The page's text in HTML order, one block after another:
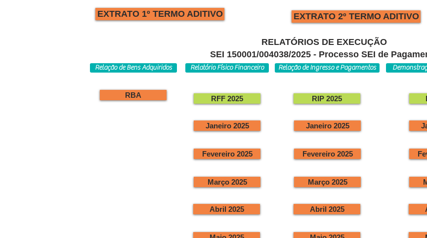
EXTRATO 1º TERMO ADITIVO EXTRATO 2º TERMO ADITIVO
RELATÓRIOS DE EXECUÇÃO
SEI 150001/004038/2025 - Processo SEI de
Relação de Bens Adquiridos
RBA
Relatório Físico Financeiro
RFF 2025
Janeiro 2025
Fevereiro 2025
Março 2025
Abril 2025
Relação de Ingresso e Pagamentos
RIP 2025
Janeiro 2025
Fevereiro 2025
Março 2025
Abril 2025